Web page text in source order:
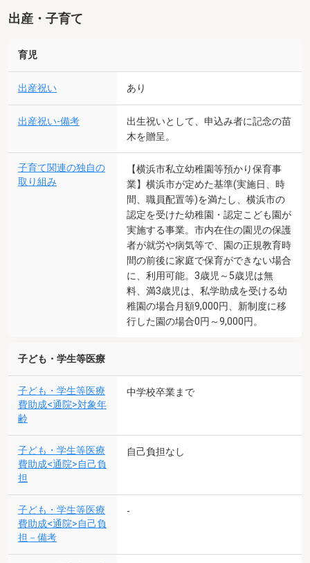
出産・子育て
育児
出産祝い あり
出産祝い-備考
出生祝いとして、申込み者に記念の苗
木を贈呈。
子育て関連の独自の
取り組み
【横浜市私立幼稚園等預かり保育事
業】横浜市が定めた基準(実施日、時
間、職員配置等)を満たし、横浜市の
認定を受けた幼稚園・認定こども園が
実施する事業。市内在住の園児の保護
者が就労や病気等で、園の正規教育時
間の前後に家庭で保育ができない場合
に、利用可能。3歳児～5歳児は無
料、満3歳児は、私学助成を受ける幼
稚園の場合月額9,000円、新制度に移
行した園の場合0円～9,000円。
子ども・学生等医療
子ども・学生等医療
費助成<通院>対象年
齢
中学校卒業まで
子ども・学生等医療
費助成<通院>自己負
担
自己負担なし
子ども・学生等医療
費助成<通院>自己負
担－備考
-